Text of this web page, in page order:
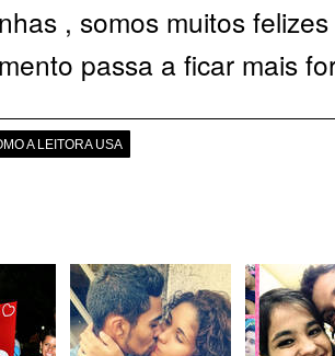
, somos muitos
passa a ficar mais
A LEITORA USA